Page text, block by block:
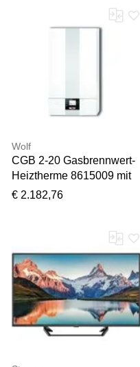
Fernbedienungen, Smarte
Fernbedienung
Wolf
CGB 2-20 Gasbrennwert-
Heiztherme 8615009 mit
Hocheffizienzpumpe
€ 2.182,76